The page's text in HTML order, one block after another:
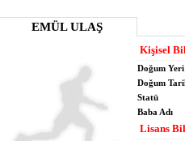
EMÜL ULAŞ
Kişisel
Doğum Yeri
Doğum
Statü
Baba Adı
Lisans